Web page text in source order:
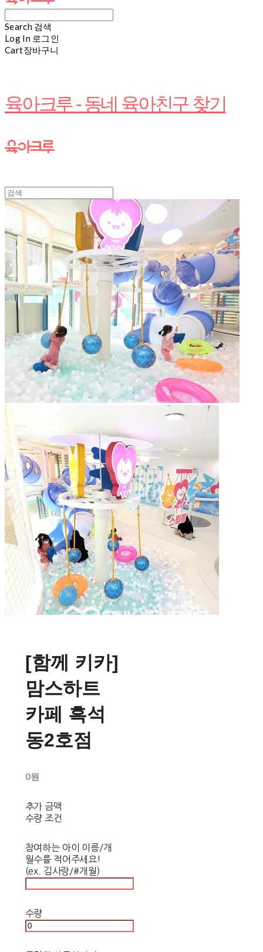
Search 검색
Log In 로그인
Cart장바구니
육아크루 - 동네 육아친구 찾기
[함께 키카]
맘스하트
카페 흑석
동2호점
0원
추가 금액
수량 조건
참여하는 아이 이름/개
월수를 적어주세요!
(ex. 김사랑/#개월)
수량